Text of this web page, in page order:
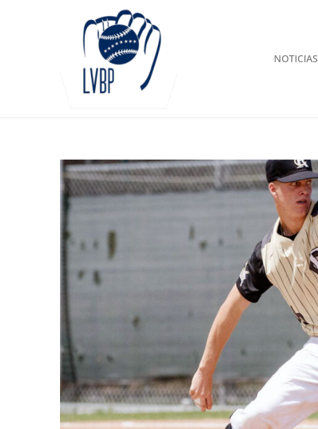
NOTICIAS